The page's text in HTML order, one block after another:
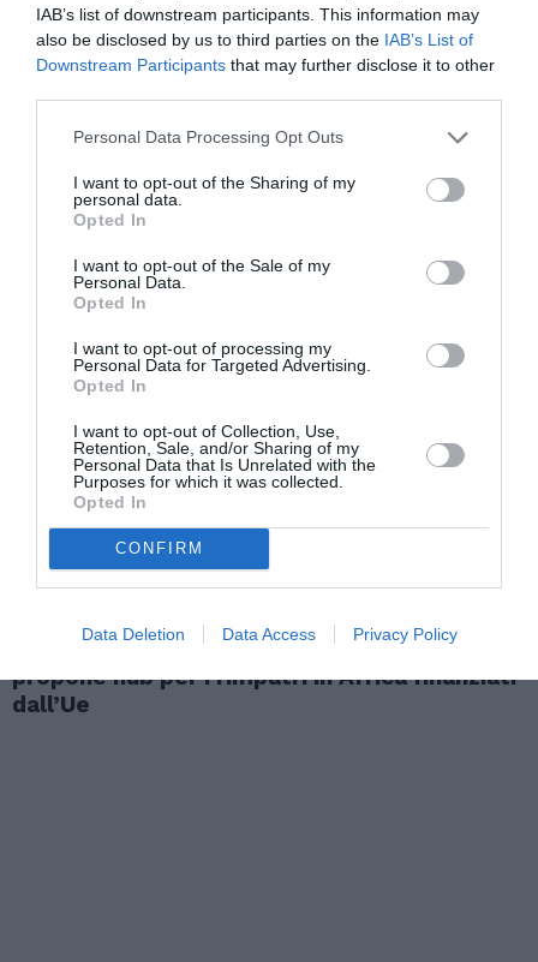
IAB’s list of downstream participants. This information may
also be disclosed by us to third parties on the IAB’s List of
Downstream Participants that may further disclose it to other
Personal Data Processing Opt Outs
I want to opt-out of the Sharing of my
personal data.
Opted In
I want to opt-out of the Sale of my
Personal Data.
Opted In
I want to opt-out of processing my
Personal Data for Targeted Advertising.
Opted In
I want to opt-out of Collection, Use,
Retention, Sale, and/or Sharing of my
Personal Data that Is Unrelated with the
Purposes for which it was collected.
Opted In
CONFIRM
Data Deletion Data Access Privacy Policy
Migranti, scontro tra Spagna e Italia dopo la
crisi di Ceuta: Albares accusa Roma di scarsa
Meloni rilancia il «modello Albania»: l’Italia
propone hub per i rimpatri in Africa finanziati
dall’Ue